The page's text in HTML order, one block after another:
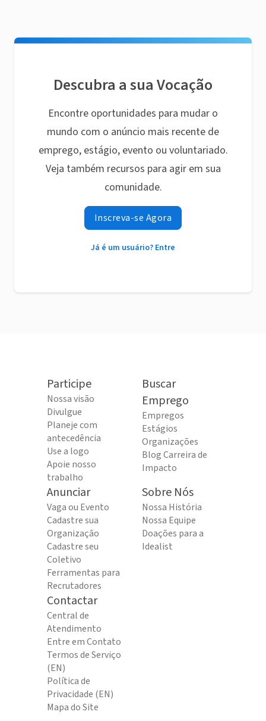
Descubra a sua Vocação
Encontre oportunidades para mudar o
mundo com o anúncio mais recente de
emprego, estágio, evento ou voluntariado.
Veja também recursos para agir em sua
comunidade.
Inscreva-se Agora
Já é um usuário? Entre
Participe
Nossa visão
Divulgue
Planeje com
antecedência
Use a logo
Apoie nosso
trabalho
Buscar
Emprego
Empregos
Estágios
Organizações
Blog Carreira de
Impacto
Anunciar
Vaga ou Evento
Cadastre sua
Organização
Cadastre seu
Coletivo
Ferramentas para
Recrutadores
Sobre Nós
Nossa História
Nossa Equipe
Doações para a
Idealist
Contactar
Central de
Atendimento
Entre em Contato
Termos de Serviço
(EN)
Política de
Privacidade (EN)
Mapa do Site